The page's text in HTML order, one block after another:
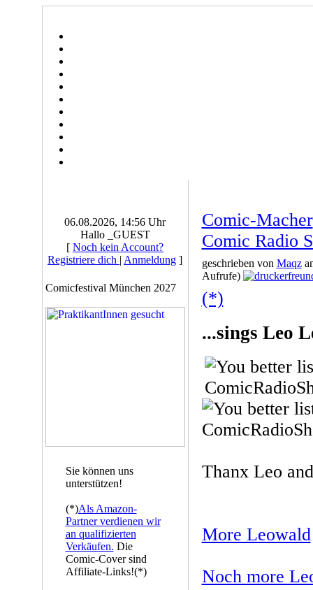
06.08.2026, 14:56 Uhr
Hallo _GUEST
[ Noch kein Account?
Registriere dich | Anmeldung ]
Comicfestival München 2027
Sie können uns
unterstützen!
(*)Als Amazon-
Partner verdienen wir
an qualifizierten
Verkäufen. Die
Comic-Cover sind
Affiliate-Links!(*)
Comic-Macher
Comic Radio
geschrieben von Maqz
Aufrufe)
(*)
...sings Leo
Thanx Leo
More Leowald
Noch more